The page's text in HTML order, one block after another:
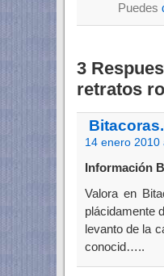
Puedes
3
retratos
14 enero 2010
Información
Valora en
plácidamente
levanto de la
conocid…..